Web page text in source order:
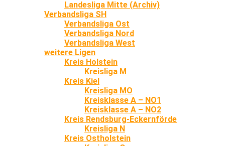
Landesliga Mitte (Archiv)
Verbandsliga SH
Verbandsliga Ost
Verbandsliga Nord
Verbandsliga West
weitere Ligen
Kreis Holstein
Kreisliga M
Kreis Kiel
Kreisliga MO
Kreisklasse A – NO1
Kreisklasse A – NO2
Kreis Rendsburg-Eckernförde
Kreisliga N
Kreis Ostholstein